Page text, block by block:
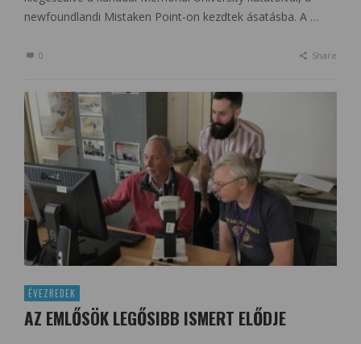
newfoundlandi Mistaken Point-on kezdtek ásatásba. A …
0 Share
ÉVEZREDEK
AZ EMLŐSÖK LEGŐSIBB ISMERT ELŐDJE